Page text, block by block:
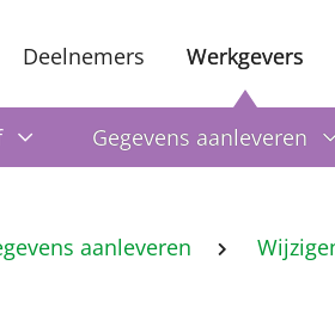
Deelnemers Werkgevers
Gegevens aanleveren
aanleveren